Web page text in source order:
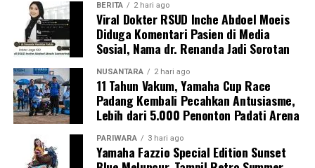
BERITA 2 hari ago
Viral Dokter RSUD Inche Abdoel Moeis
Diduga Komentari Pasien di Media
Sosial, Nama dr. Renanda Jadi Sorotan
NUSANTARA 2 hari ago
11 Tahun Vakum, Yamaha Cup Race
Padang Kembali Pecahkan Antusiasme,
Lebih dari 5.000 Penonton Padati Arena
PARIWARA 3 hari ago
Yamaha Fazzio Special Edition Sunset